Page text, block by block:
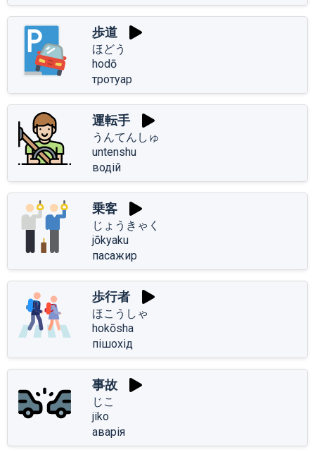
歩道
ほどう
hodō
тротуар
運転手
うんてんしゅ
untenshu
водій
乗客
じょうきゃく
jōkyaku
пасажир
歩行者
ほこうしゃ
hokōsha
пішохід
事故
じこ
jiko
аварія